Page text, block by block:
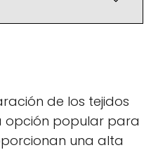
de los tejidos
opción popular para
una alta